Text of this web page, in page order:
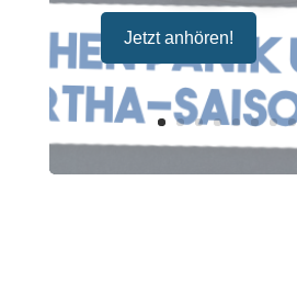
Jetzt anhören!